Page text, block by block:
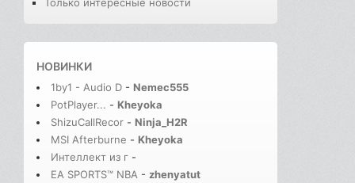
Только интересные новости
НОВИНКИ
1by1 - Audio D - Nemec555
PotPlayer... - Kheyoka
ShizuCallRecor - Ninja_H2R
MSI Afterburne - Kheyoka
Интеллект из г -
EA SPORTS™ NBA - zhenyatut